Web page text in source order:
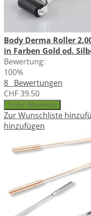
Body Derma Roller
in Farben Gold od.
Bewertung:
100%
8 Bewertungen
CHF 39.50
In den Warenkorb
Zur Wunschliste
hinzufügen